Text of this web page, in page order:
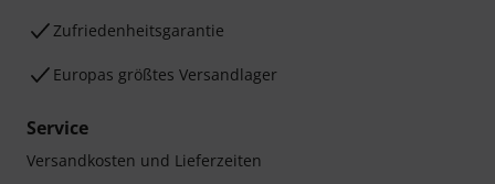
Zufriedenheitsgarantie
Europas größtes Versandlager
Service
Versandkosten und Lieferzeiten